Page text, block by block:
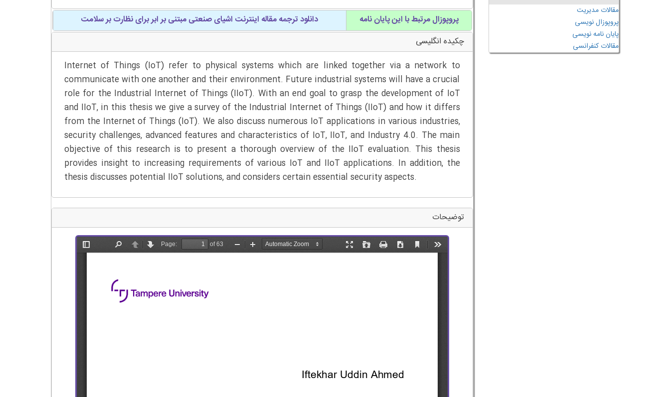
پروپوزال مرتبط با این پایان نامه
دانلود ترجمه مقاله اینترنت اشیای صنعتی مبتنی بر ابر برای نظارت بر سلامت
چکیده انگلیسی
Internet of Things (IoT) refer to physical systems which are linked together via a network to
communicate with one another and their environment. Future industrial systems will have a crucial
role for the Industrial Internet of Things (IIoT). With an end goal to grasp the development of IoT
and IIoT, in this thesis we give a survey of the Industrial Internet of Things (IIoT) and how it differs
from the Internet of Things (IoT). We also discuss numerous IoT applications in various industries,
security challenges, advanced features and characteristics of IoT, IIoT, and Industry 4.0. The main
objective of this research is to present a thorough overview of the IIoT evaluation. This thesis
provides insight to increasing requirements of various IoT and IIoT applications. In addition, the
thesis discusses potential IIoT solutions, and considers certain essential security aspects.
توضیحات
مقالات مدیریت
پروپوزال نویسی
پایان نامه نویسی
مقالات کنفرانسی